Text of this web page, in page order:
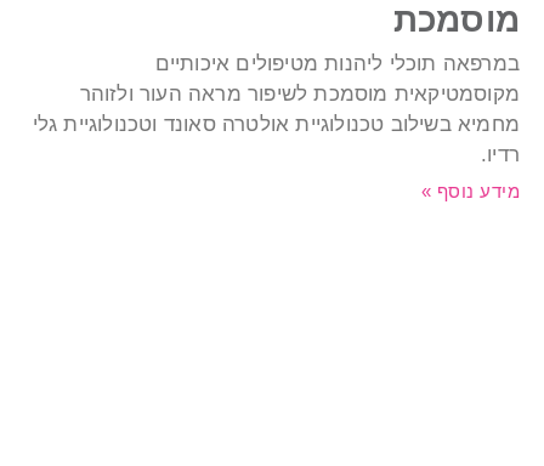
תוכלי ליהנות מטיפולים איכותיים
מוסמכת לשיפור מראה העור ולזוהר
בשילוב טכנולוגיית אולטרה סאונד וטכנולוגיית גלי
נוסף »